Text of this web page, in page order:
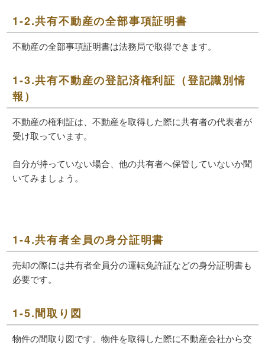
1-2.共有不動産の全部事項証明書
不動産の全部事項証明書は法務局で取得できます。
1-3.共有不動産の登記済権利証（登記識別情
報）
不動産の権利証は、不動産を取得した際に共有者の代表者が
受け取っています。
自分が持っていない場合、他の共有者へ保管していないか聞
いてみましょう。
1-4.共有者全員の身分証明書
売却の際には共有者全員分の運転免許証などの身分証明書も
必要です。
1-5.間取り図
物件の間取り図です。物件を取得した際に不動産会社から交